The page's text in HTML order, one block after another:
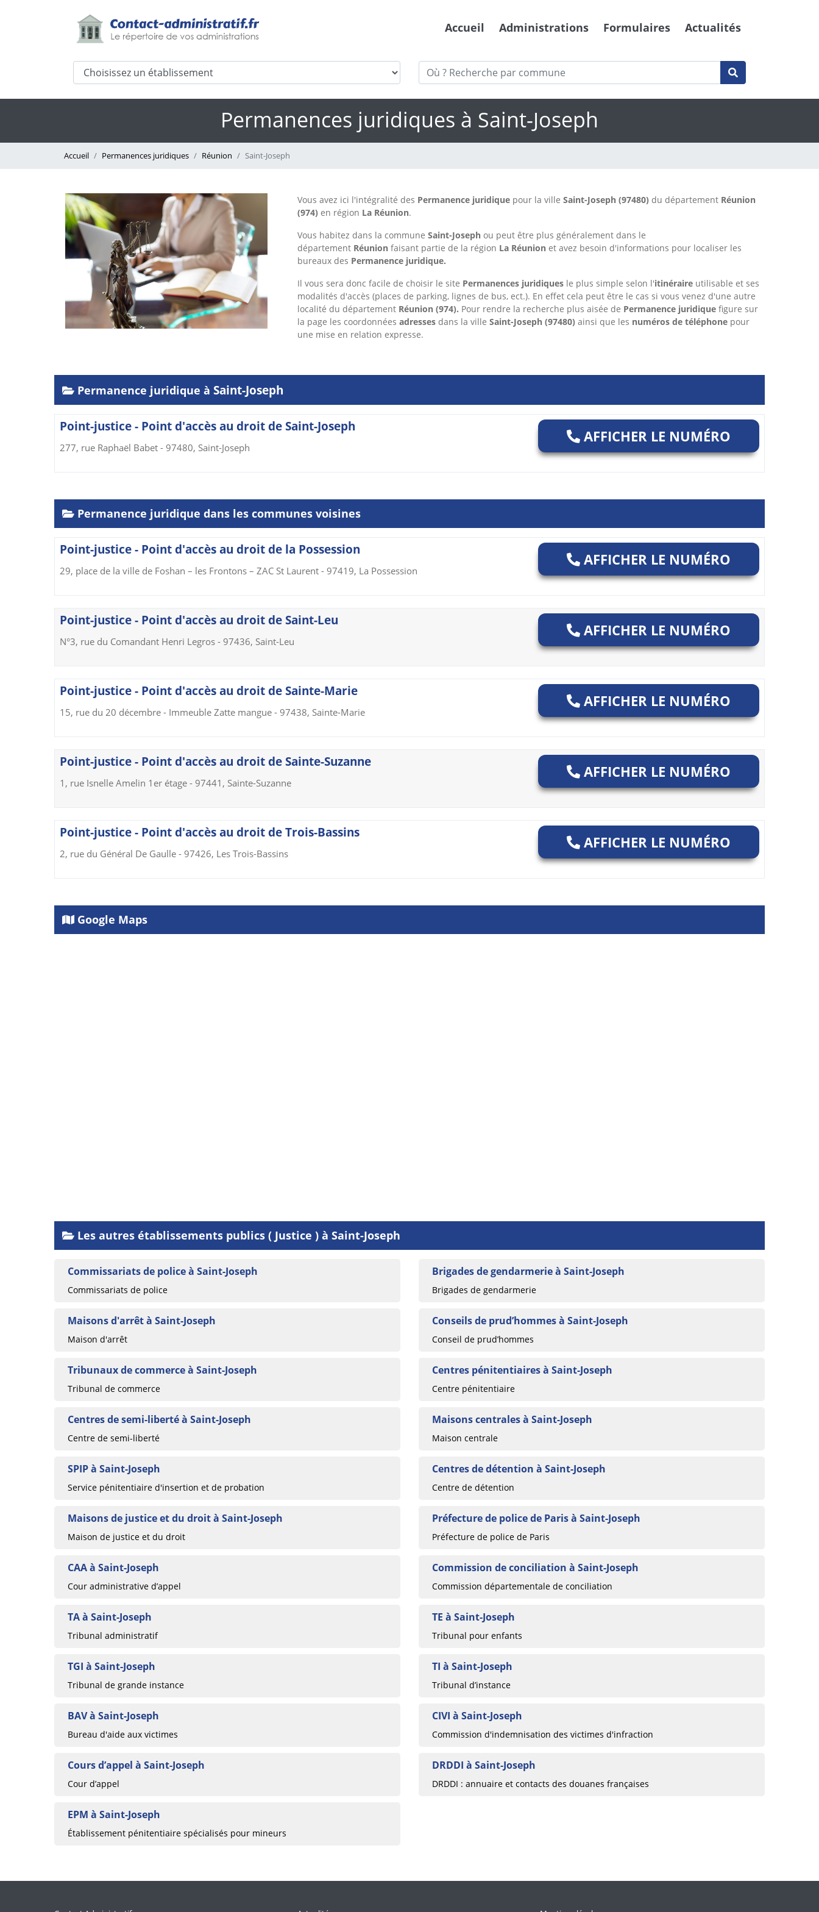
Accueil Administrations Formulaires Actualités
Permanences juridiques à Saint-Joseph
Accueil Permanences juridiques Réunion Saint-Joseph
Vous avez ici l'intégralité des Permanence juridiquepour la ville Saint-Joseph (97480) du départementRéunion
(974) en région La Réunion.
Vous habitez dans la commune Saint-Joseph ou peut être plus généralement dans le
département Réunion faisant partie de la région La Réunion et avez besoin d'informations pour localiser les
bureaux des Permanence juridique.
Il vous sera donc facile de choisir le site Permanences juridiquesle plus simple selon l'itinéraireutilisable et ses
modalités d'accès (places de parking, lignes de bus, ect.). En effet cela peut être le cas si vous venez d'une autre
localité du département Réunion (974). Pour rendre la recherche plus aisée de Permanence juridiquefigure sur
la page les coordonnées adressesdans la ville Saint-Joseph (97480) ainsi que les numéros de téléphonepour
une mise en relation expresse.
Permanence juridique à Saint-Joseph
Point-justice - Point d'accès au droit de Saint-Joseph
277, rue Raphaël Babet - 97480, Saint-Joseph
AFFICHER LE NUMÉRO
Permanence juridique dans les communes voisines
Point-justice - Point d'accès au droit de la Possession
29, place de la ville de Foshan – les Frontons – ZAC St Laurent - 97419, La Possession
AFFICHER LE NUMÉRO
Point-justice - Point d'accès au droit de Saint-Leu
N°3, rue du Comandant Henri Legros - 97436, Saint-Leu
AFFICHER LE NUMÉRO
Point-justice - Point d'accès au droit de Sainte-Marie
15, rue du 20 décembre - Immeuble Zatte mangue - 97438, Sainte-Marie
AFFICHER LE NUMÉRO
Point-justice - Point d'accès au droit de Sainte-Suzanne
1, rue Isnelle Amelin 1er étage - 97441, Sainte-Suzanne
AFFICHER LE NUMÉRO
Point-justice - Point d'accès au droit de Trois-Bassins
2, rue du Général De Gaulle - 97426, Les Trois-Bassins
AFFICHER LE NUMÉRO
Google Maps
Les autres établissements publics ( Justice ) à Saint-Joseph
Commissariats de police à Saint-Joseph
Commissariats de police
Brigades de gendarmerie à Saint-Joseph
Brigades de gendarmerie
Maisons d'arrêt à Saint-Joseph
Maison d'arrêt
Conseils de prud’hommes à Saint-Joseph
Conseil de prud’hommes
Tribunaux de commerce à Saint-Joseph
Tribunal de commerce
Centres pénitentiaires à Saint-Joseph
Centre pénitentiaire
Centres de semi-liberté à Saint-Joseph
Centre de semi-liberté
Maisons centrales à Saint-Joseph
Maison centrale
SPIP à Saint-Joseph
Service pénitentiaire d'insertion et de probation
Centres de détention à Saint-Joseph
Centre de détention
Maisons de justice et du droit à Saint-Joseph
Maison de justice et du droit
Préfecture de police de Paris à Saint-Joseph
Préfecture de police de Paris
CAA à Saint-Joseph
Cour administrative d’appel
Commission de conciliation à Saint-Joseph
Commission départementale de conciliation
TA à Saint-Joseph
Tribunal administratif
TE à Saint-Joseph
Tribunal pour enfants
TGI à Saint-Joseph
Tribunal de grande instance
TI à Saint-Joseph
Tribunal d’instance
BAV à Saint-Joseph
Bureau d'aide aux victimes
CIVI à Saint-Joseph
Commission d'indemnisation des victimes d'infraction
Cours d’appel à Saint-Joseph
Cour d’appel
DRDDI à Saint-Joseph
DRDDI : annuaire et contacts des douanes françaises
EPM à Saint-Joseph
Établissement pénitentiaire spécialisés pour mineurs